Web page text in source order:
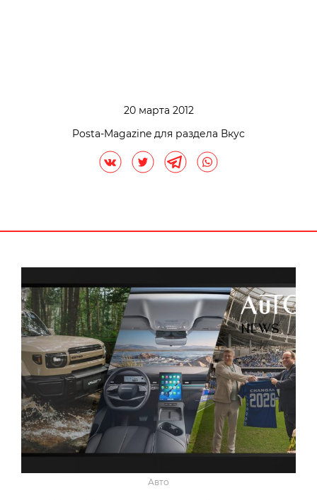
20 марта 2012
Posta-Magazine для раздела Вкус
Авто